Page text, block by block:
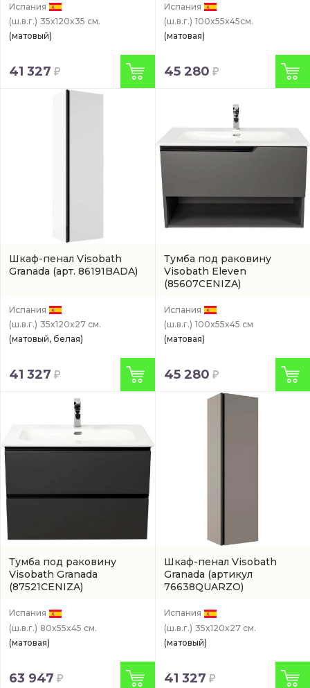
Испания
(ш.в.г.) 35x120x35 см.
(матовый)
41 327
Испания
(ш.в.г.) 100x55x45см.
(матовая)
45 280
Шкаф-пенал Visobath
Granada (арт. 86191BADA)
Испания
(ш.в.г.) 35x120x27 см.
(матовый, белая)
41 327
Тумба под раковину
Visobath Eleven
(85607CENIZA)
Испания
(ш.в.г.) 100x55x45 см
(матовая)
45 280
Тумба под раковину
Visobath Granada
(87521CENIZA)
Испания
(ш.в.г.) 80x55x45 см.
(матовая)
63 947
Шкаф-пенал Visobath
Granada (артикул
76638QUARZO)
Испания
(ш.в.г.) 35x120x27 см.
(матовый)
41 327